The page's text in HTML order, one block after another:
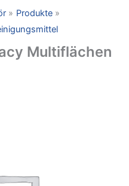
Produkte
Multiflächen